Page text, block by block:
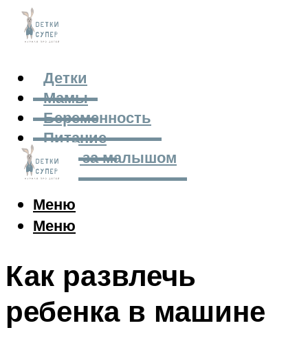
Детки
Мамы
Беременность
Питание
Уход за малышом
Меню
Меню
Как развлечь
ребенка в машине